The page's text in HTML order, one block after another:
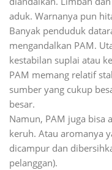
aduk. Warnanya pun
Banyak penduduk
mengandalkan PAM.
kestabilan suplai atau
PAM memang relatif
sumber yang cukup
besar.
Namun, PAM juga bisa
keruh. Atau aromanya
dicampur dan
pelanggan).